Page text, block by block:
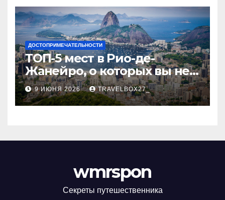
ДОСТОПРИМЕЧАТЕЛЬНОСТИ
ТОП-5 мест в Рио-де-
Жанейро, о которых вы не
знали
9 ИЮНЯ 2026 TRAVELBOX27_
wmrspon
Секреты путешественника